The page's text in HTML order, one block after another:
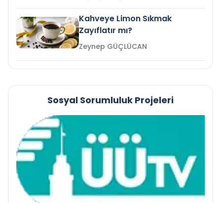
Kahveye Limon Sıkmak
Zayıflatır mı?
Zeynep GÜÇLÜCAN
Sosyal Sorumluluk Projeleri